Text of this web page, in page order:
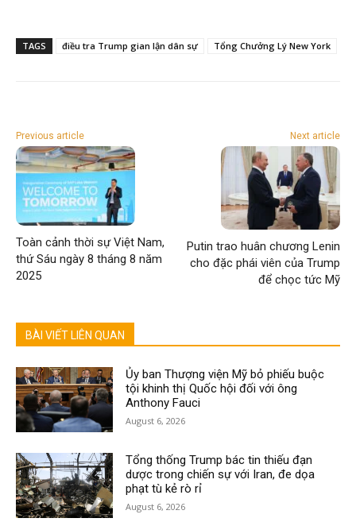
TAGS điều tra Trump gian lận dân sự Tổng Chưởng Lý New York
Previous article
Toàn cảnh thời sự Việt Nam,
thứ Sáu ngày 8 tháng 8 năm
2025
Next article
Putin trao huân chương Lenin
cho đặc phái viên của Trump
để chọc tức Mỹ
BÀI VIẾT LIÊN QUAN
Ủy ban Thượng viện Mỹ bỏ phiếu buộc
tội khinh thị Quốc hội đối với ông
Anthony Fauci
August 6, 2026
Tổng thống Trump bác tin thiếu đạn
dược trong chiến sự với Iran, đe dọa
phạt tù kẻ rò rỉ
August 6, 2026